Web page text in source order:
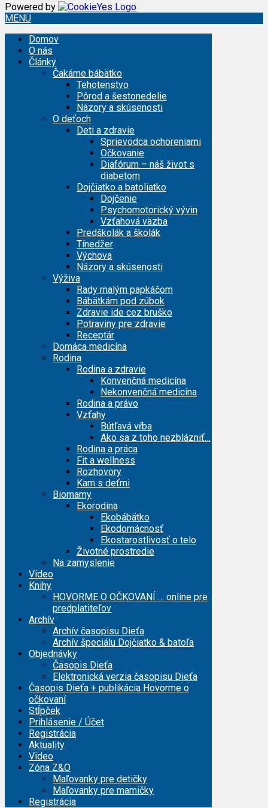
Powered by
MENU
Domov
O nás
Články
Čakáme bábätko
Tehotenstvo
Pôrod a šestonedelie
Názory a skúsenosti
O deťoch
Deti a zdravie
Sprievodca ochoreniami
Očkovanie
Diafórum – náš život s
diabetom
Dojčiatko a batoliatko
Dojčenie
Psychomotorický vývin
Vzťahová väzba
Predškolák a školák
Tínedžer
Výchova
Názory a skúsenosti
Výživa
Rady malým papkáčom
Bábätkám pod zúbok
Zdravie ide cez bruško
Potraviny pre zdravie
Receptár
Domáca medicína
Rodina
Rodina a zdravie
Konvenčná medicína
Nekonvenčná medicína
Rodina a právo
Vzťahy
Bútľavá vŕba
Ako sa z toho nezblázniť…
Rodina a práca
Fit a wellness
Rozhovory
Kam s deťmi
Biomamy
Ekorodina
Ekobábätko
Ekodomácnosť
Ekostarostlivosť o telo
Životné prostredie
Na zamyslenie
Video
Knihy
HOVORME O OČKOVANÍ … online pre
predplatiteľov
Archív
Archív časopisu Dieťa
Archív špeciálu Dojčiatko & batoľa
Objednávky
Časopis Dieťa
Elektronická verzia časopisu Dieťa
Časopis Dieťa + publikácia Hovorme o
očkovaní
Stĺpček
Prihlásenie / Účet
Registrácia
Aktuality
Video
Zóna Z&O
Maľovanky pre detičky
Maľovanky pre mamičky
Registrácia